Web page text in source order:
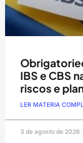
IBS e CBS
riscos e
LER MATERIA
3 de agosto de 2026